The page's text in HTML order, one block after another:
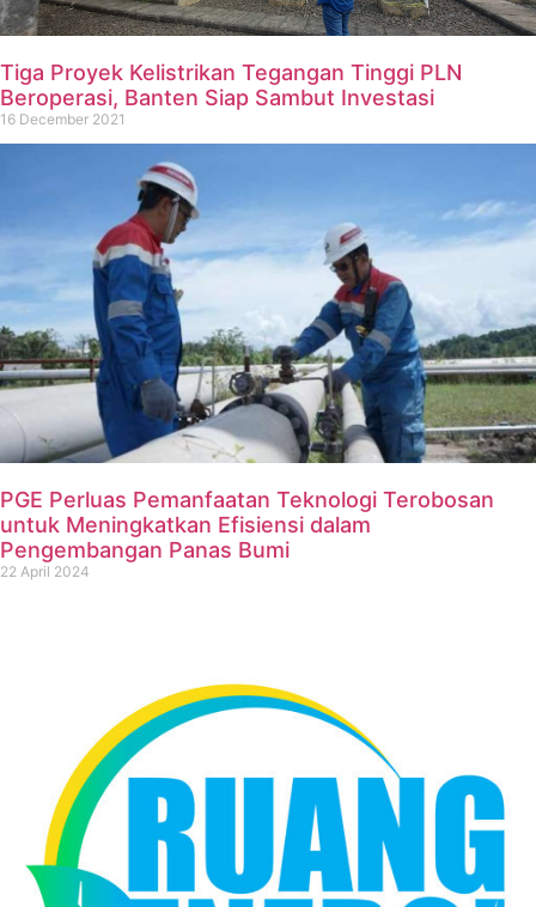
Tiga Proyek Kelistrikan Tegangan Tinggi PLN
Beroperasi, Banten Siap Sambut Investasi
16 December 2021
PGE Perluas Pemanfaatan Teknologi Terobosan
untuk Meningkatkan Efisiensi dalam
Pengembangan Panas Bumi
22 April 2024